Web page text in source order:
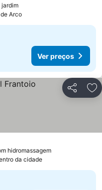
jardim
de Arco
Ver preços
Partilhar
hidromassagem
da cidade